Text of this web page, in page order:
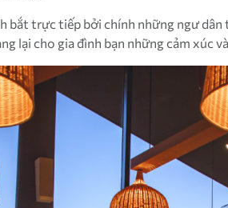
trực tiếp bởi chính những ngư
lại cho gia đình bạn những cảm xúc